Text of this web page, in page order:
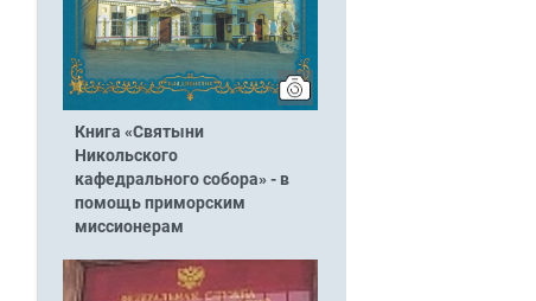
Книга «Святыни
Никольского
кафедрального собора» - в
помощь приморским
миссионерам